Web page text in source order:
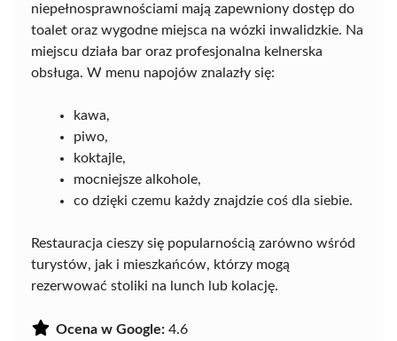
niepełnosprawnościami mają zapewniony dostęp do
toalet oraz wygodne miejsca na wózki inwalidzkie. Na
miejscu działa bar oraz profesjonalna kelnerska
obsługa. W menu napojów znalazły się:
kawa,
piwo,
koktajle,
mocniejsze alkohole,
co dzięki czemu każdy znajdzie coś dla siebie.
Restauracja cieszy się popularnością zarówno wśród
turystów, jak i mieszkańców, którzy mogą
rezerwować stoliki na lunch lub kolację.
Ocena w Google: 4.6